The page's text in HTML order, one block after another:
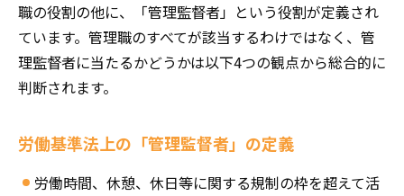
職の役割の他に、「管理監督者」という役割が定義され
ています。管理職のすべてが該当するわけではなく、管
理監督者に当たるかどうかは以下4つの観点から総合的に
判断されます。
労働基準法上の「管理監督者」の定義
労働時間、休憩、休日等に関する規制の枠を超えて活